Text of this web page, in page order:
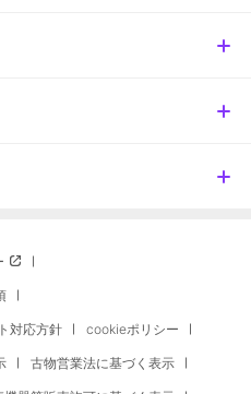
対応方針 cookieポリシー
古物営業法に基づく表示